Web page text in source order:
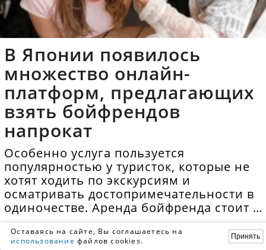
В Японии появилось
множество онлайн-
платформ, предлагающих
взять бойфрендов
напрокат
Особенно услуга пользуется
популярностью у туристок, которые не
хотят ходить по экскурсиям и
осматривать достопримечательности в
одиночестве. Аренда бойфренда стоит в
Оставаясь на сайте, Вы соглашаетесь на
использование файлов cookies. Принять